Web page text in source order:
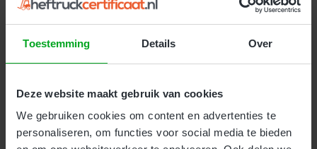
Toestemming Details Over
Deze website maakt gebruik van cookies
We gebruiken cookies om content en advertenties te
personaliseren, om functies voor social media te bieden
onderhoud en de praktijk. Deze cursus duurt 2
aaneengesloten dagen.